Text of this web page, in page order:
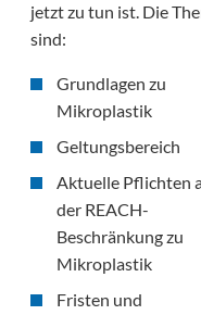
jetzt zu tun ist. Die
sind:
Grundlagen zu
Mikroplastik
Geltungsbereich
Aktuelle Pflichten
der REACH-
Beschränkung zu
Mikroplastik
Fristen und